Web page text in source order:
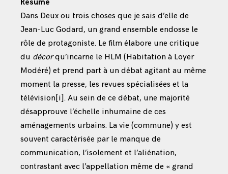
Résumé
Dans Deux ou trois choses que je sais d’elle de
Jean-Luc Godard, un grand ensemble endosse le
rôle de protagoniste. Le film élabore une critique
du décorqu’incarne le HLM (Habitation à Loyer
Modéré) et prend part à un débat agitant au même
moment la presse, les revues spécialisées et la
télévision[i]. Au sein de ce débat, une majorité
désapprouve l’échelle inhumaine de ces
aménagements urbains. La vie (commune) y est
souvent caractérisée par le manque de
communication, l’isolement et l’aliénation,
contrastant avec l’appellation même de « grand